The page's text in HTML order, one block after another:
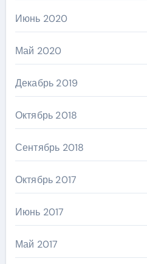
Июнь 2020
Май 2020
Декабрь 2019
Октябрь 2018
Сентябрь 2018
Октябрь 2017
Июнь 2017
Май 2017